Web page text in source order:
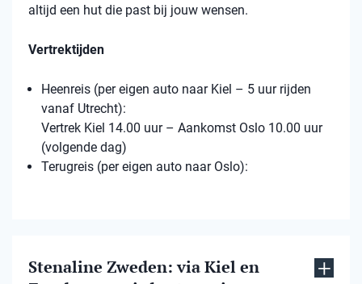
altijd een hut die past bij jouw wensen.
Vertrektijden
Heenreis (per eigen auto naar Kiel – 5 uur rijden
vanaf Utrecht):
Vertrek Kiel 14.00 uur – Aankomst Oslo 10.00 uur
(volgende dag)
Terugreis (per eigen auto naar Oslo):
Stenaline Zweden: via Kiel en